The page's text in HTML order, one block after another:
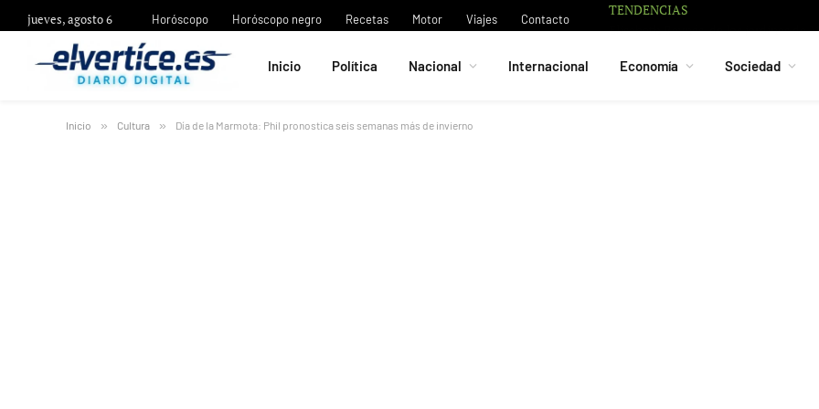
jueves, agosto 6 Horóscopo Horóscopo negro Recetas Motor Viajes Contacto
TENDENCIAS
Inicio Política Nacional Internacional Economía Sociedad
Inicio » Cultura » Día de la Marmota: Phil pronostica seis semanas más de invierno